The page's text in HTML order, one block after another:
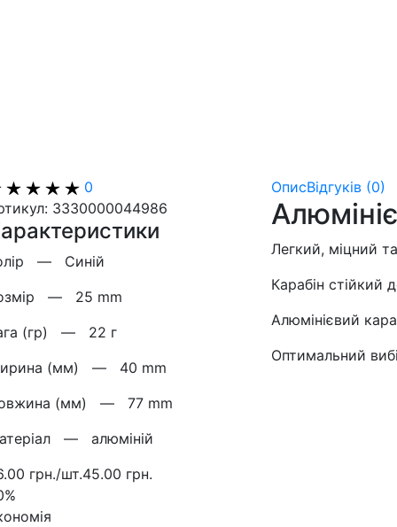
0
3330000044986
— Синій
— 25 mm
(гр) — 22 г
(мм) — 40 mm
(мм) — 77 mm
— алюміній
грн./шт.45.00 грн.
ОписВідгуків (0)
Легкий, міцний
Карабін стійкий
Алюмінієвий
Оптимальний